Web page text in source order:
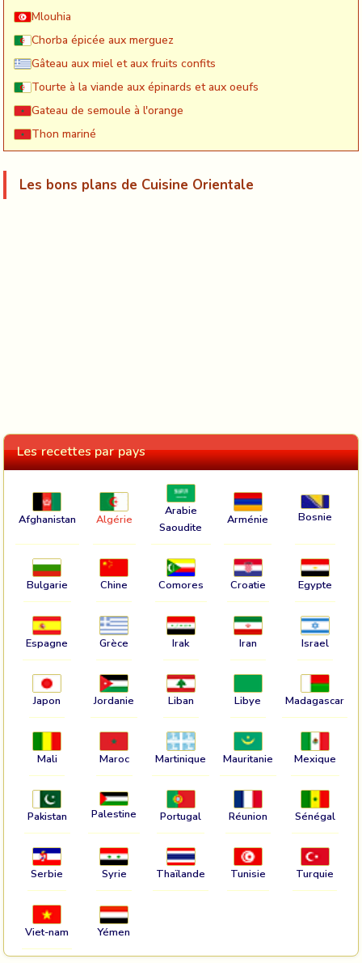
Mlouhia
Chorba épicée aux merguez
Gâteau aux miel et aux fruits confits
Tourte à la viande aux épinards et aux oeufs
Gateau de semoule à l'orange
Thon mariné
Les bons plans de Cuisine Orientale
Les recettes par pays
Afghanistan Algérie
Arabie
Saoudite
Arménie Bosnie
Bulgarie Chine Comores Croatie Egypte
Espagne Grèce Irak Iran Israel
Japon Jordanie Liban Libye Madagascar
Mali Maroc Martinique Mauritanie Mexique
Pakistan Palestine Portugal Réunion Sénégal
Serbie Syrie Thaïlande Tunisie Turquie
Viet-nam Yémen